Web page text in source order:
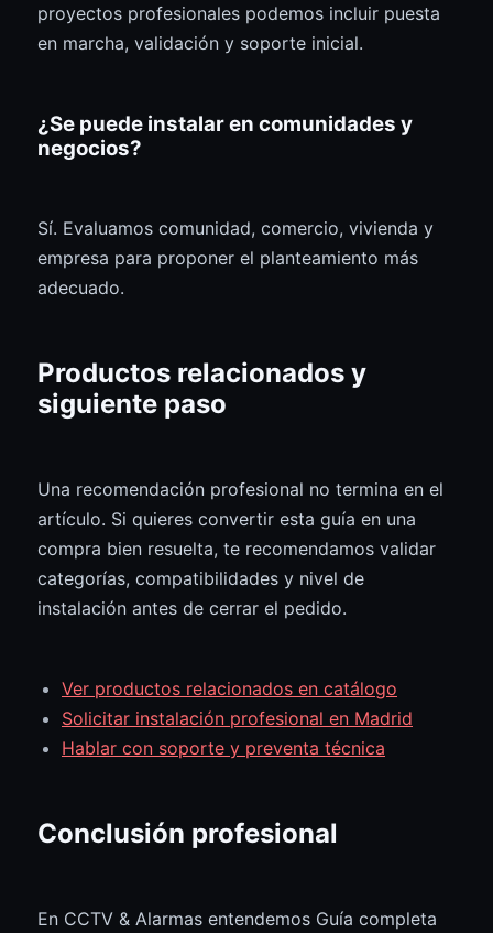
proyectos profesionales podemos incluir puesta
en marcha, validación y soporte inicial.
¿Se puede instalar en comunidades y
negocios?
Sí. Evaluamos comunidad, comercio, vivienda y
empresa para proponer el planteamiento más
adecuado.
Productos relacionados y
siguiente paso
Una recomendación profesional no termina en el
artículo. Si quieres convertir esta guía en una
compra bien resuelta, te recomendamos validar
categorías, compatibilidades y nivel de
instalación antes de cerrar el pedido.
Ver productos relacionados en catálogo
Solicitar instalación profesional en Madrid
Hablar con soporte y preventa técnica
Conclusión profesional
En CCTV & Alarmas entendemos Guía completa